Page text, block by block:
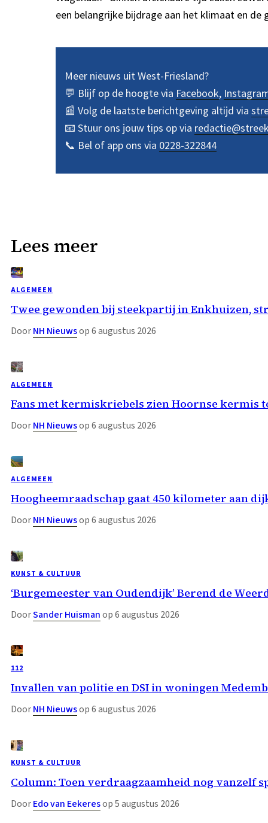
een belangrijke bijdrage aan het klimaat en
Meer nieuws uit West-Friesland?
💬 Blijf op de hoogte via Facebook,
📰 Volg de laatste berichtgeving altijd via
📧 Stuur ons jouw tips op via
📞 Bel of app ons via 0228-322844
Lees meer
ALGEMEEN
Twee gewonden bij steekpartij in Enkhuizen,
DoorNH Nieuwsop 6 augustus 2026
ALGEMEEN
Fans met kermiskriebels zien Hoornse kermis
DoorNH Nieuwsop 6 augustus 2026
ALGEMEEN
Hoogheemraadschap gaat 450 kilometer aan
DoorNH Nieuwsop 6 augustus 2026
KUNST & CULTUUR
‘Burgemeester van Oudendijk’ Berend de
DoorSander Huismanop 6 augustus 2026
112
Invallen van politie en DSI in woningen
DoorNH Nieuwsop 6 augustus 2026
KUNST & CULTUUR
Column: Toen verdraagzaamheid nog vanzelf
DoorEdo van Eekeresop 5 augustus 2026